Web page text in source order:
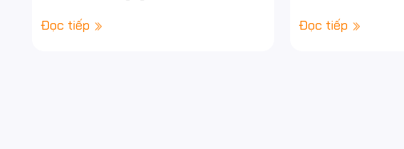
Hiện nay khi nhiều doanh nghiệp và cá...
Đọc tiếp
vấn lựa chọn máy
Đọc tiếp